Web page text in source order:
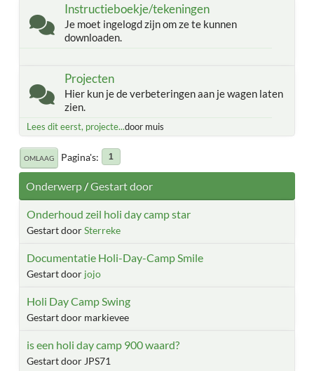
Instructieboekje/tekeningen
Je moet ingelogd zijn om ze te kunnen
downloaden.
Projecten
Hier kun je de verbeteringen aan je wagen laten
zien.
Lees dit eerst, projecte...door muis
OMLAAG Pagina's 1
Onderwerp/Gestart door
Onderhoud zeil holi day camp star
Gestart doorSterreke
Documentatie Holi-Day-Camp Smile
Gestart door jojo
Holi Day Camp Swing
Gestart door markievee
is een holi day camp 900 waard?
Gestart door JPS71